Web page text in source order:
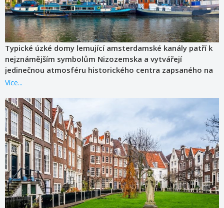
Typické úzké domy lemující amsterdamské kanály patří k
nejznámějším symbolům Nizozemska a vytvářejí
jedinečnou atmosféru historického centra zapsaného na
seznamu UNESCO.
Více...